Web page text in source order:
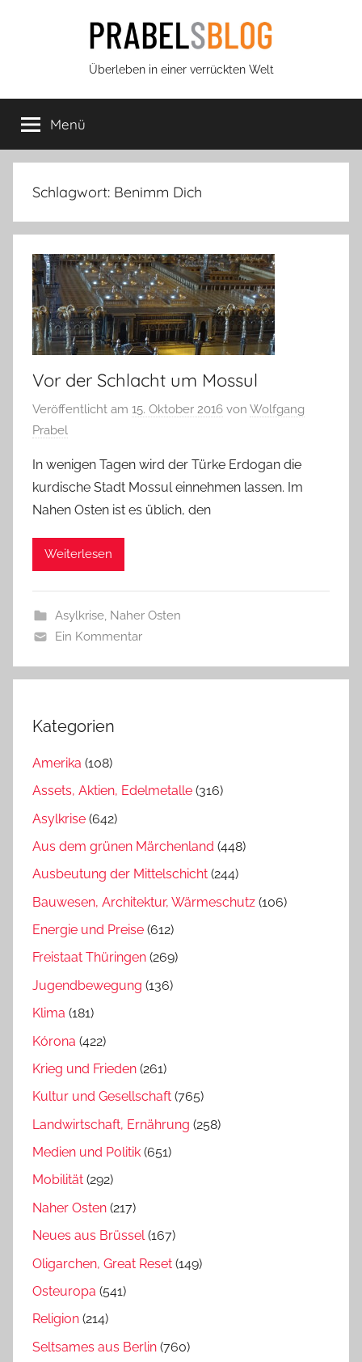
Prabels
Blog
Überleben in einer verrückten Welt
Menü
Schlagwort: Benimm Dich
Vor der Schlacht um Mossul
Veröffentlicht am 15. Oktober 2016 von Wolfgang
Prabel
In wenigen Tagen wird der Türke Erdogan die
kurdische Stadt Mossul einnehmen lassen. Im
Nahen Osten ist es üblich, den
Weiterlesen
Asylkrise, Naher Osten
Ein Kommentar
Kategorien
Amerika (108)
Assets, Aktien, Edelmetalle (316)
Asylkrise (642)
Aus dem grünen Märchenland (448)
Ausbeutung der Mittelschicht (244)
Bauwesen, Architektur, Wärmeschutz (106)
Energie und Preise (612)
Freistaat Thüringen (269)
Jugendbewegung (136)
Klima (181)
Kórona (422)
Krieg und Frieden (261)
Kultur und Gesellschaft (765)
Landwirtschaft, Ernährung (258)
Medien und Politik (651)
Mobilität (292)
Naher Osten (217)
Neues aus Brüssel(167)
Oligarchen, Great Reset (149)
Osteuropa (541)
Religion (214)
Seltsames aus Berlin (760)